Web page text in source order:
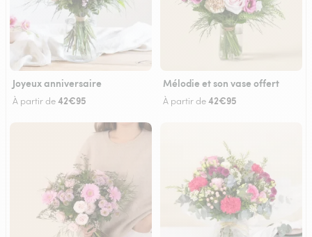
Joyeux anniversaire
À partir de42€95
Mélodie et son vase offert
À partir de42€95